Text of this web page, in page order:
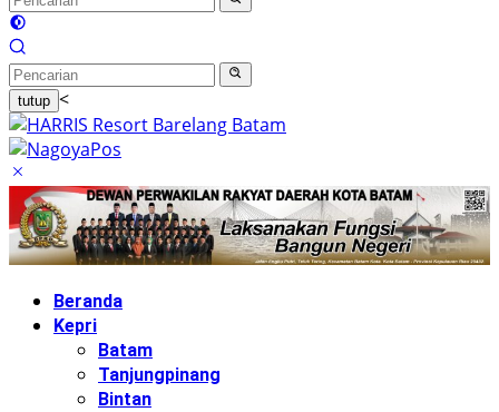
tutup <
Beranda
Kepri
Batam
Tanjungpinang
Bintan